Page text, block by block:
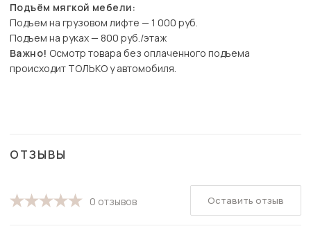
Подъём мягкой мебели:
Подъем на грузовом лифте — 1 000 руб.
Подъем на руках — 800 руб./этаж
Важно! Осмотр товара без оплаченного подъема
происходит ТОЛЬКО у автомобиля.
ОТЗЫВЫ
0 отзывов Оставить отзыв